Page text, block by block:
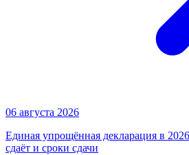
06 августа 2026
Единая упрощённая декларация в
сдаёт и сроки сдачи